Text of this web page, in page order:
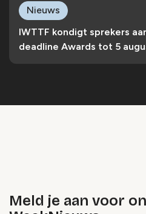
IWTTF kondigt sprekers
deadline Awards tot 5
Nieuws
Meld je aan voor